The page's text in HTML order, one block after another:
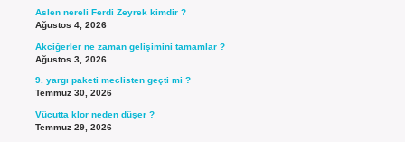
Aslen nereli Ferdi Zeyrek kimdir ?
Ağustos 4, 2026
Akciğerler ne zaman gelişimini tamamlar ?
Ağustos 3, 2026
9. yargı paketi meclisten geçti mi ?
Temmuz 30, 2026
Vücutta klor neden düşer ?
Temmuz 29, 2026